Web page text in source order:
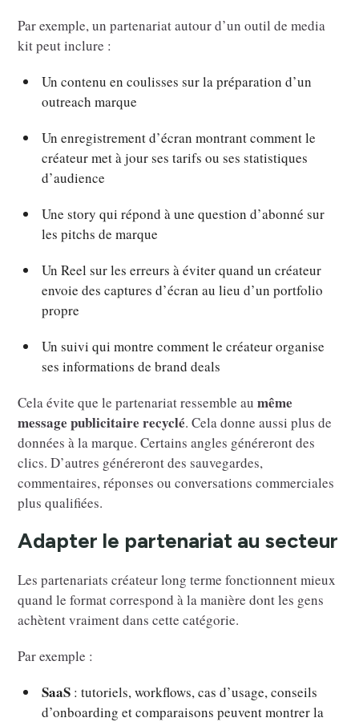
Par exemple, un partenariat autour d’un outil de media
kit peut inclure :
Un contenu en coulisses sur la préparation d’un
outreach marque
Un enregistrement d’écran montrant comment le
créateur met à jour ses tarifs ou ses statistiques
d’audience
Une story qui répond à une question d’abonné sur
les pitchs de marque
Un Reel sur les erreurs à éviter quand un créateur
envoie des captures d’écran au lieu d’un portfolio
propre
Un suivi qui montre comment le créateur organise
ses informations de brand deals
Cela évite que le partenariat ressemble aumême
message publicitaire recyclé. Cela donne aussi plus de
données à la marque. Certains angles généreront des
clics. D’autres généreront des sauvegardes,
commentaires, réponses ou conversations commerciales
plus qualifiées.
Adapter le partenariat au secteur
Les partenariats créateur long terme fonctionnent mieux
quand le format correspond à la manière dont les gens
achètent vraiment dans cette catégorie.
Par exemple :
SaaS: tutoriels, workflows, cas d’usage, conseils
d’onboarding et comparaisons peuvent montrer la